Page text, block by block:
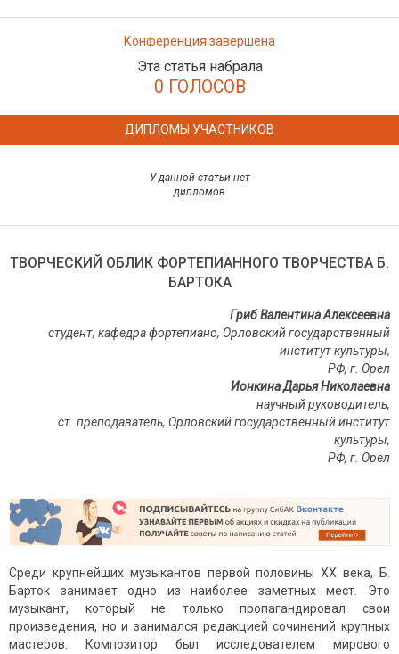
Конференция завершена
Эта статья набрала
0 ГОЛОСОВ
ДИПЛОМЫ УЧАСТНИКОВ
У данной статьи нет
дипломов
ТВОРЧЕСКИЙ ОБЛИК ФОРТЕПИАННОГО ТВОРЧЕСТВА Б.
БАРТОКА
Гриб Валентина Алексеевна
студент, кафедра фортепиано, Орловский государственный
институт культуры,
РФ, г. Орел
Ионкина Дарья Николаевна
научный руководитель,
ст. преподаватель, Орловский государственный институт
культуры,
РФ, г. Орел
Среди крупнейших музыкантов первой половины XX века, Б.
Барток занимает одно из наиболее заметных мест. Это
музыкант, который не только пропагандировал свои
произведения, но и занимался редакцией сочинений крупных
мастеров. Композитор был исследователем мирового